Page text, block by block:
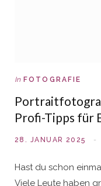
In FOTOGRAFIE
Profi-Tipps für
28. JANUAR 2025
Hast du schon
Viele Leute haben